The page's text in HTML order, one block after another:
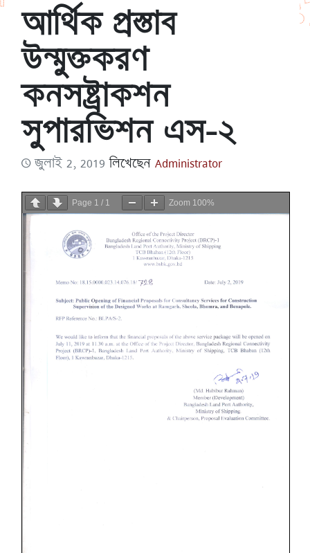
আর্থিক প্রস্তাব
উন্মুক্তকরণ
কনসষ্ট্রাকশন
সুপারভিশন এস-২
জুলাই 2, 2019 লিখেছেন Administrator
Page 1 / 1 Zoom 100%